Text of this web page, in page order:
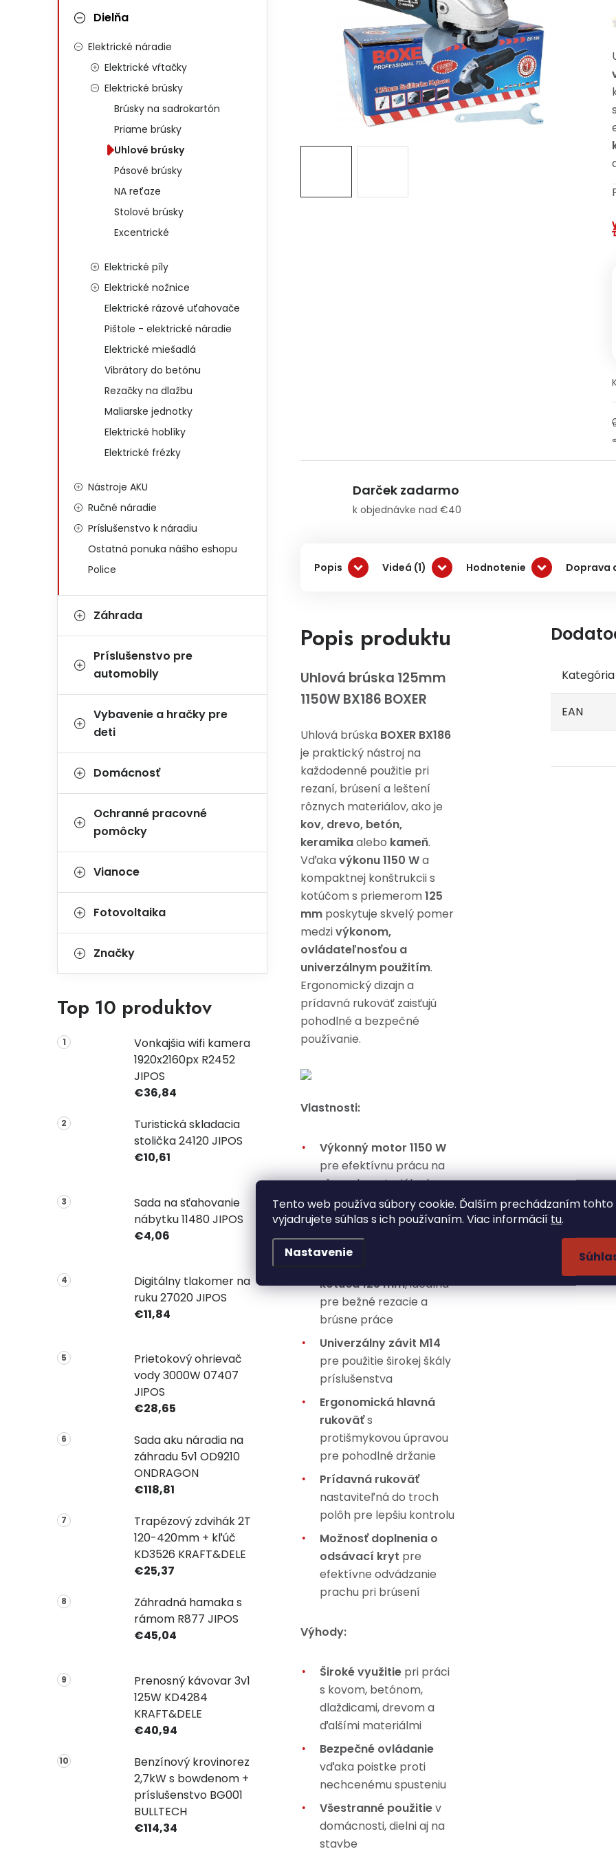
Tento web používa súbory cookie. Ďalším prechádzaním tohto
vyjadrujete súhlas s ich používaním. Viac informácií tu.
Nastavenie
Dielňa
Elektrické náradie
Elektrické vŕtačky
Elektrické brúsky
Brúsky na sadrokartón
Priame brúsky
Uhlové brúsky
Pásové brúsky
NA reťaze
Stolové brúsky
Excentrické
Elektrické píly
Elektrické nožnice
Elektrické rázové uťahovače
Pištole - elektrické náradie
Elektrické miešadlá
Vibrátory do betónu
Rezačky na dlažbu
Maliarske jednotky
Elektrické hoblíky
Elektrické frézky
Nástroje AKU
Ručné náradie
Príslušenstvo k náradiu
Ostatná ponuka nášho eshopu
Police
Záhrada
Príslušenstvo pre
automobily
Vybavenie a hračky pre
deti
Domácnosť
Ochranné pracovné
pomôcky
Vianoce
Fotovoltaika
Značky
Top 10 produktov
Vonkajšia wifi kamera
1920x2160px R2452
JIPOS
€36,84
Turistická skladacia
stolička 24120 JIPOS
€10,61
Sada na sťahovanie
nábytku 11480 JIPOS
€4,06
Digitálny tlakomer na
ruku 27020 JIPOS
€11,84
Prietokový ohrievač
vody 3000W 07407
JIPOS
€28,65
Sada aku náradia na
záhradu 5v1 OD9210
ONDRAGON
€118,81
Trapézový zdvihák 2T
120-420mm + kľúč
KD3526 KRAFT&DELE
€25,37
Záhradná hamaka s
rámom R877 JIPOS
€45,04
Prenosný kávovar 3v1
125W KD4284
KRAFT&DELE
€40,94
Benzínový krovinorez
2,7kW s bowdenom +
príslušenstvo BG001
BULLTECH
€114,34
Darček zadarmo
k objednávke nad €40
Popis Videá (1) Hodnotenie Doprava
Popis produktu
Uhlová brúska 125mm
1150W BX186 BOXER
Uhlová brúska BOXER BX186
je praktický nástroj na
každodenné použitie pri
rezaní, brúsení a leštení
rôznych materiálov, ako je
kov, drevo, betón,
keramikaalebo kameň.
Vďakavýkonu 1150 Wa
kompaktnej konštrukcii s
kotúčom s priemerom125
mm poskytuje skvelý pomer
medzivýkonom,
ovládateľnosťou a
univerzálnym použitím.
Ergonomický dizajn a
prídavná rukoväť zaisťujú
pohodlné a bezpečné
používanie.
Vlastnosti:
Výkonný motor 1150 W
pre efektívnu prácu na
rôznych materiáloch
Otáčky 10 000 ot./min
pre rýchly a presný rez
alebo brúsenie
kotúča 125 mm, ideálna
pre bežné rezacie a
brúsne práce
Univerzálny závit M14
pre použitie širokej škály
príslušenstva
Ergonomická hlavná
rukoväťs
protišmykovou úpravou
pre pohodlné držanie
Prídavná rukoväť
nastaviteľná do troch
polôh pre lepšiu kontrolu
Možnosť doplnenia o
odsávací kryt pre
efektívne odvádzanie
prachu pri brúsení
Výhody:
Široké využitie pri práci
s kovom, betónom,
dlaždicami, drevom a
ďalšími materiálmi
Bezpečné ovládanie
vďaka poistke proti
nechcenému spusteniu
Všestranné použitiev
domácnosti, dielni aj na
stavbe
Kategória
EAN